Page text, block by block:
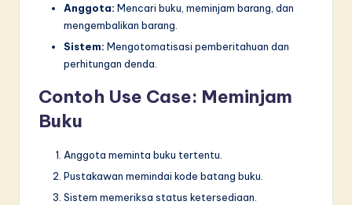
Anggota: Mencari buku, meminjam barang, dan
mengembalikan barang.
Sistem: Mengotomatisasi pemberitahuan dan
perhitungan denda.
Contoh Use Case: Meminjam
Buku
Anggota meminta buku tertentu.
Pustakawan memindai kode batang buku.
Sistem memeriksa status ketersediaan.